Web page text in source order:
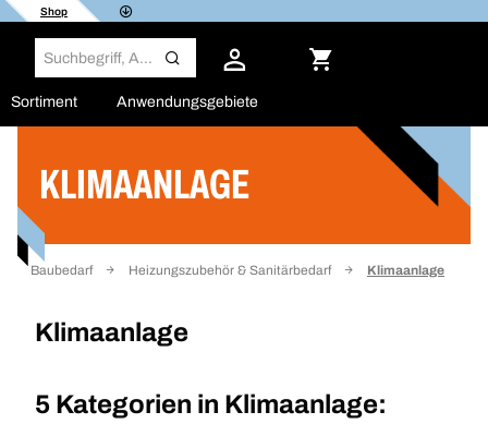
Shop
Sortiment Anwendungsgebiete
KLIMAANLAGE
Baubedarf Heizungszubehör & Sanitärbedarf Klimaanlage
Klimaanlage
5 Kategorien in Klimaanlage:
Filter